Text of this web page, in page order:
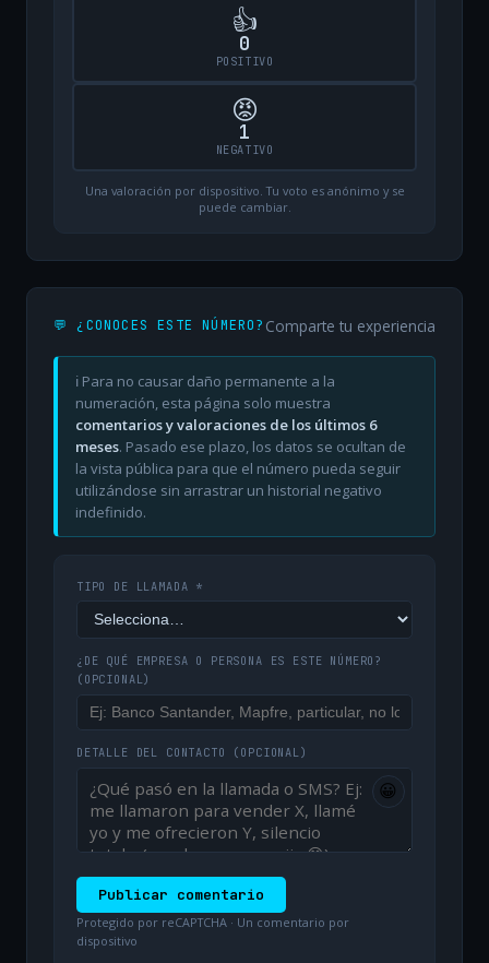
👍
0
POSITIVO
😡
1
NEGATIVO
Una valoración por dispositivo. Tu voto es anónimo y se
puede cambiar.
💬 ¿CONOCES ESTE NÚMERO? Comparte tu experiencia
ℹ️ Para no causar daño permanente a la
numeración, esta página solo muestra
comentarios y valoraciones de los últimos 6
meses. Pasado ese plazo, los datos se ocultan de
la vista pública para que el número pueda seguir
utilizándose sin arrastrar un historial negativo
indefinido.
TIPO DE LLAMADA *
¿DE QUÉ EMPRESA O PERSONA ES ESTE NÚMERO?
(OPCIONAL)
DETALLE DEL CONTACTO (OPCIONAL)
😀
Publicar comentario
Protegido por reCAPTCHA · Un comentario por
dispositivo